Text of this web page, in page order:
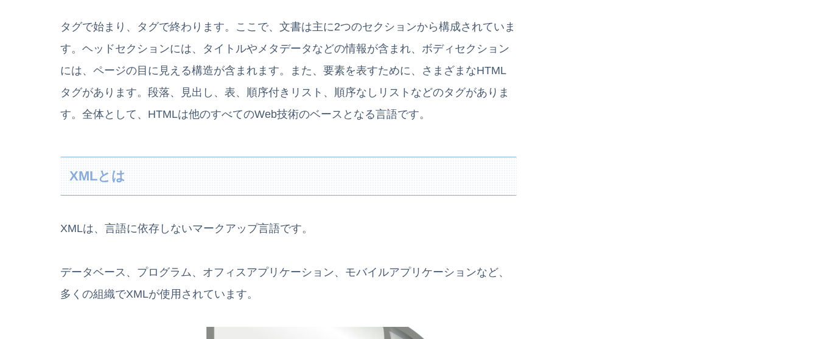
タグで始まり、タグで終わります。ここで、文書は主に2つのセクションから構成されていま
す。ヘッドセクションには、タイトルやメタデータなどの情報が含まれ、ボディセクション
には、ページの目に見える構造が含まれます。また、要素を表すために、さまざまなHTML
タグがあります。段落、見出し、表、順序付きリスト、順序なしリストなどのタグがありま
す。全体として、HTMLは他のすべてのWeb技術のベースとなる言語です。
XMLとは
XMLは、言語に依存しないマークアップ言語です。
データベース、プログラム、オフィスアプリケーション、モバイルアプリケーションなど、
多くの組織でXMLが使用されています。